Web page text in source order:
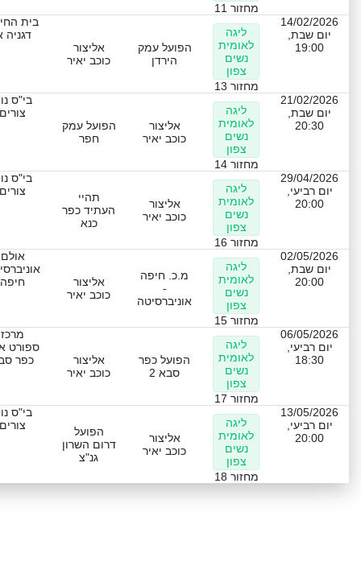
מחזור 11
14/02/2026
יום שבת,
19:00
ליגה
לאומית
נשים
צפון
מחזור 13
הפועל עמק
הירדן
אליצור
כוכב יאיר
בית
דגניה
21/02/2026
יום שבת,
20:30
ליגה
לאומית
נשים
צפון
מחזור 14
אליצור
כוכב יאיר
הפועל עמק
חפר
בי"ס
צורים
29/04/2026
יום רביעי,
20:00
ליגה
לאומית
נשים
צפון
מחזור 16
אליצור
כוכב יאיר
תהיי
העתיד כפר
כנא
בי"ס
צורים
02/05/2026
יום שבת,
20:00
ליגה
לאומית
נשים
צפון
מחזור 15
מ.כ. חיפה
-
אוניברסיטה
אליצור
כוכב יאיר
אולם
חיפה
06/05/2026
יום רביעי,
18:30
ליגה
לאומית
נשים
צפון
מחזור 17
הפועל כפר
סבא 2
אליצור
כוכב יאיר
מרכז
ספורט
כפר
13/05/2026
יום רביעי,
20:00
ליגה
לאומית
נשים
צפון
מחזור 18
אליצור
כוכב יאיר
הפועל
דרום השרון
גנ"צ
בי"ס
צורים